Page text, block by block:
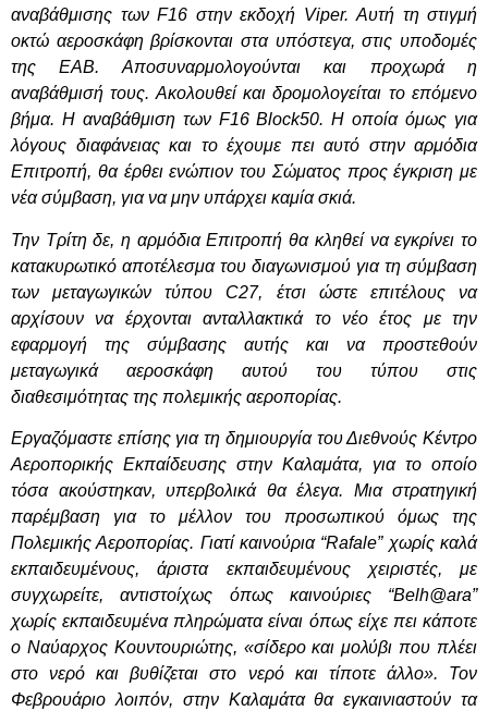
αναβάθμισης των F16 στην εκδοχή Viper. Αυτή τη στιγμή
οκτώ αεροσκάφη βρίσκονται στα υπόστεγα, στις υποδομές
της ΕΑΒ. Αποσυναρμολογούνται και προχωρά η
αναβάθμισή τους. Ακολουθεί και δρομολογείται το επόμενο
βήμα. Η αναβάθμιση των F16Block50. Η οποία όμως για
λόγους διαφάνειας και το έχουμε πει αυτό στην αρμόδια
Επιτροπή, θα έρθει ενώπιον του Σώματος προς έγκριση με
νέα σύμβαση, για να μην υπάρχει καμία σκιά.
Την Τρίτη δε, η αρμόδια Επιτροπή θα κληθεί να εγκρίνει το
κατακυρωτικό αποτέλεσμα του διαγωνισμού για τη σύμβαση
των μεταγωγικών τύπου C27, έτσι ώστε επιτέλους να
αρχίσουν να έρχονται ανταλλακτικά το νέο έτος με την
εφαρμογή της σύμβασης αυτής και να προστεθούν
μεταγωγικά αεροσκάφη αυτού του τύπου στις
διαθεσιμότητας της πολεμικής αεροπορίας.
Εργαζόμαστε επίσης για τη δημιουργία του Διεθνούς Κέντρο
Αεροπορικής Εκπαίδευσης στην Καλαμάτα, για το οποίο
τόσα ακούστηκαν, υπερβολικά θα έλεγα. Μια στρατηγική
παρέμβαση για το μέλλον του προσωπικού όμως της
Πολεμικής Αεροπορίας. Γιατί καινούρια “Rafale” χωρίς καλά
εκπαιδευμένους, άριστα εκπαιδευμένους χειριστές, με
συγχωρείτε, αντιστοίχως όπως καινούριες “Belh@ara”
χωρίς εκπαιδευμένα πληρώματα είναι όπως είχε πει κάποτε
ο Ναύαρχος Κουντουριώτης, «σίδερο και μολύβι που πλέει
στο νερό και βυθίζεται στο νερό και τίποτε άλλο». Τον
Φεβρουάριο λοιπόν, στην Καλαμάτα θα εγκαινιαστούν τα